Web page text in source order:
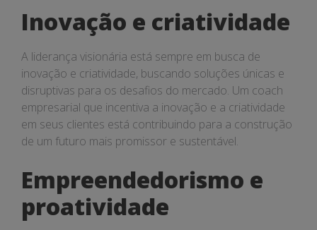
Inovação e criatividade
A liderança visionária está sempre em busca de
inovação e criatividade, buscando soluções únicas e
disruptivas para os desafios do mercado. Um coach
empresarial que incentiva a inovação e a criatividade
em seus clientes está contribuindo para a construção
de um futuro mais promissor e sustentável.
Empreendedorismo e
proatividade